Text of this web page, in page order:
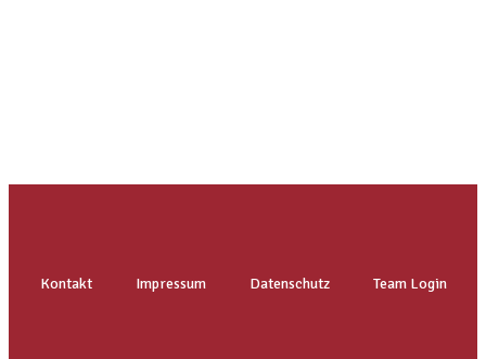
Kontakt Impressum Datenschutz Team Login